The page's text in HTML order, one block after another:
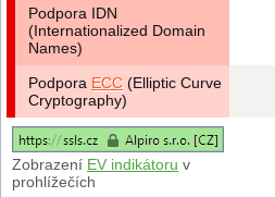
Podpora IDN
(Internationalized Domain
Names)
Podpora ECC (Elliptic Curve
Cryptography)
Zobrazení EV indikátoru v
prohlížečích